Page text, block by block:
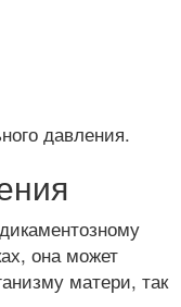
давления.
она может
матери, так